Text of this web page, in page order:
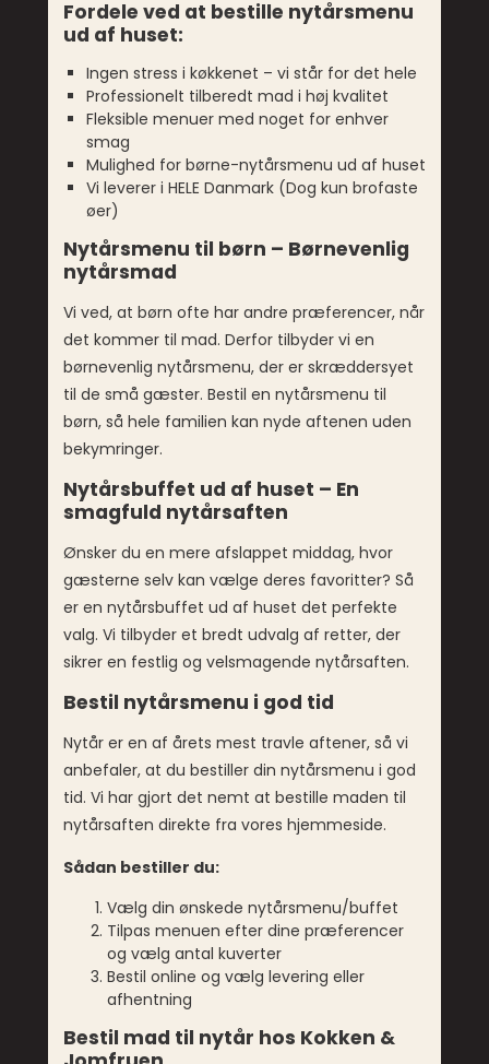
Fordele ved at bestille nytårsmenu
ud af huset:
Ingen stress i køkkenet – vi står for det hele
Professionelt tilberedt mad i høj kvalitet
Fleksible menuer med noget for enhver
smag
Mulighed for børne-nytårsmenu ud af huset
Vi leverer i HELE Danmark (Dog kun brofaste
øer)
Nytårsmenu til børn – Børnevenlig
nytårsmad
Vi ved, at børn ofte har andre præferencer, når
det kommer til mad. Derfor tilbyder vi en
børnevenlig nytårsmenu, der er skræddersyet
til de små gæster. Bestil en nytårsmenu til
børn, så hele familien kan nyde aftenen uden
bekymringer.
Nytårsbuffet ud af huset – En
smagfuld nytårsaften
Ønsker du en mere afslappet middag, hvor
gæsterne selv kan vælge deres favoritter? Så
er en nytårsbuffet ud af huset det perfekte
valg. Vi tilbyder et bredt udvalg af retter, der
sikrer en festlig og velsmagende nytårsaften.
Bestil nytårsmenu i god tid
Nytår er en af årets mest travle aftener, så vi
anbefaler, at du bestiller din nytårsmenu i god
tid. Vi har gjort det nemt at bestille maden til
nytårsaften direkte fra vores hjemmeside.
Sådan bestiller du:
Vælg din ønskede nytårsmenu/buffet
Tilpas menuen efter dine præferencer
og vælg antal kuverter
Bestil online og vælg levering eller
afhentning
Bestil mad til nytår hos Kokken &